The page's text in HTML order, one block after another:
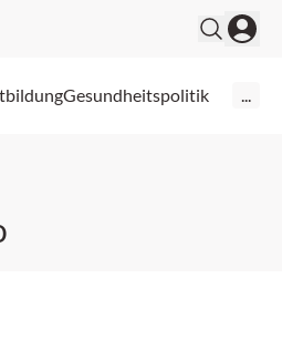
Gesundheitspolitik ...